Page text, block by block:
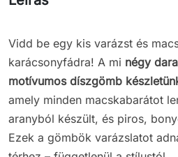
Vidd be egy kis varázst és
karácsonyfádra! A mi négy
motívumos díszgömb
amely minden macskabarátot
aranyból készült, és piros,
Ezek a gömbök varázslatot